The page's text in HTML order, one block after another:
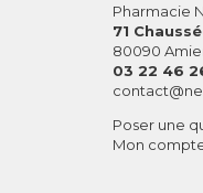
Pharmacie
71
80090
03 22 46
contact-
@-
Poser une
Mon